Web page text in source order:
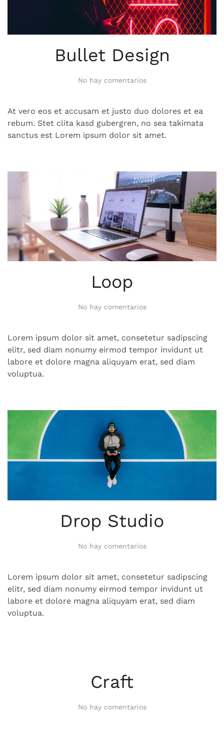
Bullet Design
No hay comentariosen
At vero eos et accusam et justo duo dolores et ea
rebum. Stet clita kasd gubergren, no sea takimata
sanctus est Lorem ipsum dolor sit amet.
Loop
No hay comentariosen
Lorem ipsum dolor sit amet, consetetur sadipscing
elitr, sed diam nonumy eirmod tempor invidunt ut
labore et dolore magna aliquyam erat, sed diam
voluptua.
Drop Studio
No hay comentariosen
Lorem ipsum dolor sit amet, consetetur sadipscing
elitr, sed diam nonumy eirmod tempor invidunt ut
labore et dolore magna aliquyam erat, sed diam
voluptua.
Craft
No hay comentariosen